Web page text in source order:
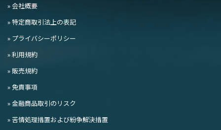
» 会社概要
» 特定商取引法上の表記
» プライバシーポリシー
» 利用規約
» 販売規約
» 免責事項
» 金融商品取引のリスク
» 苦情処理措置および紛争解決措置